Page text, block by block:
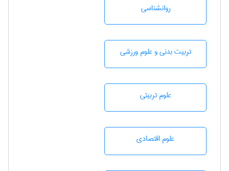
روانشناسی
تربيت بدنی و علوم ورزشی
علوم تربيتی
علوم اقتصادی